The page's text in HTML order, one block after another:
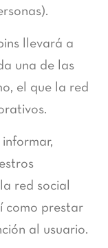
llevará a
una de las
el que la red
red social
como prestar
al usuario.